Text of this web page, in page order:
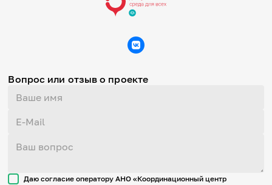
Вопрос или отзыв о проекте
Даю согласие оператору АНО «Координационный центр